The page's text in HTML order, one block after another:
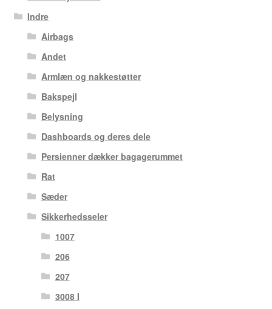
Indre
Airbags
Andet
Armlæn og nakkestøtter
Bakspejl
Belysning
Dashboards og deres dele
Persienner dækker bagagerummet
Rat
Sæder
Sikkerhedsseler
1007
206
207
3008 I